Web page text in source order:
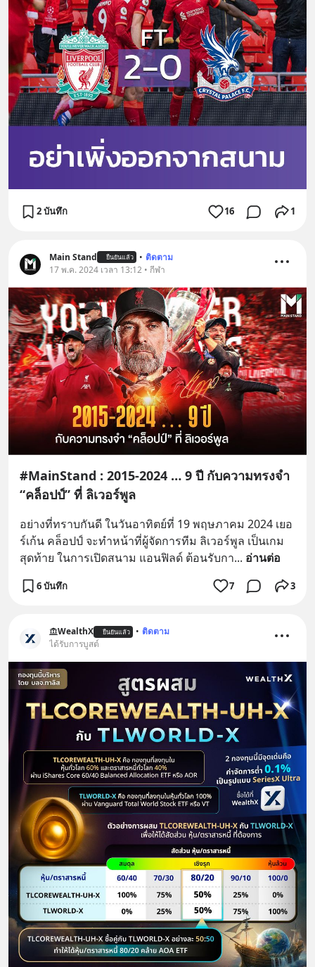
2 บันทึก 16 1
Main Stand ยืนยันแล้ว • ติดตาม
17 พ.ค. 2024 เวลา 13:12 • กีฬา
#MainStand : 2015-2024 … 9 ปี กับความทรงจำ
“คล็อปป์” ที่ ลิเวอร์พูล
อย่างที่ทราบกันดี ในวันอาทิตย์ที่ 19 พฤษภาคม 2024 เยอ
ร์เก้น คล็อปป์ จะทำหน้าที่ผู้จัดการทีม ลิเวอร์พูล เป็นเกม
สุดท้าย ในการเปิดสนาม แอนฟิลด์ ต้อนรับกา... อ่านต่อ
6 บันทึก 7 3
WealthX ยืนยันแล้ว • ติดตาม
ได้รับการบูสต์